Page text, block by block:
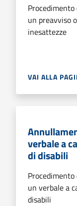
un preavviso
inesattezze
VAI ALLA
verbale a
di disabili
un verbale a
disabili